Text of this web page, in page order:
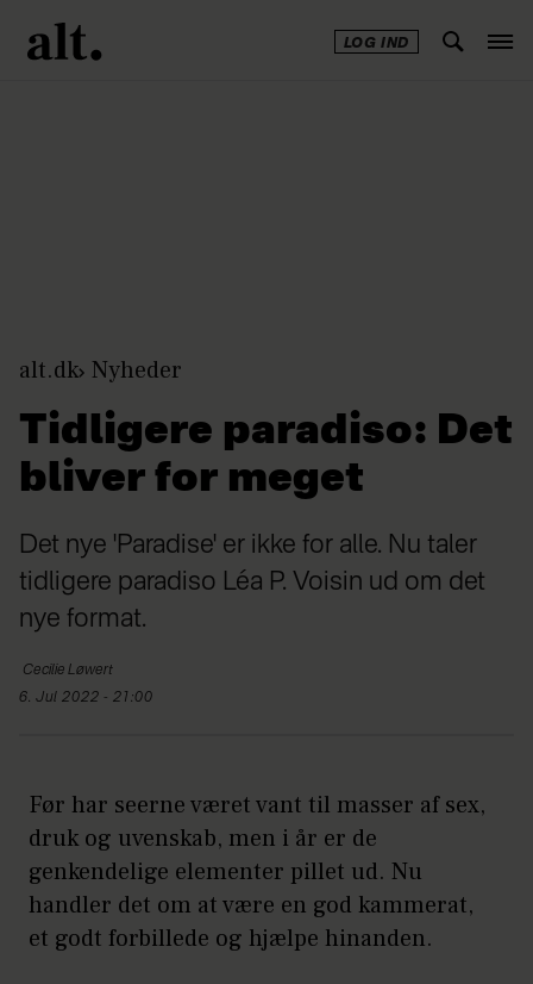
LOG IND
alt.dk Nyheder
Tidligere paradiso: Det
bliver for meget
Det nye 'Paradise' er ikke for alle. Nu taler
tidligere paradiso Léa P. Voisin ud om det
nye format.
Cecilie Løwert
6. Jul 2022 - 21:00
Før har seerne været vant til masser af sex,
druk og uvenskab, men i år er de
genkendelige elementer pillet ud. Nu
handler det om at være en god kammerat,
et godt forbillede og hjælpe hinanden.